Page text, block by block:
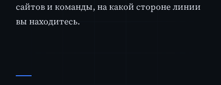
сайтов и команды, на какой стороне линии
вы находитесь.